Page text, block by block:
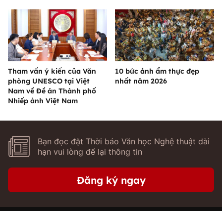
Tham vấn ý kiến của Văn
phòng UNESCO tại Việt
Nam về Đề án Thành phố
Nhiếp ảnh Việt Nam
10 bức ảnh ẩm thực đẹp
nhất năm 2026
Bạn đọc đặt Thời báo Văn học Nghệ thuật dài
hạn vui lòng để lại thông tin
Đăng ký ngay